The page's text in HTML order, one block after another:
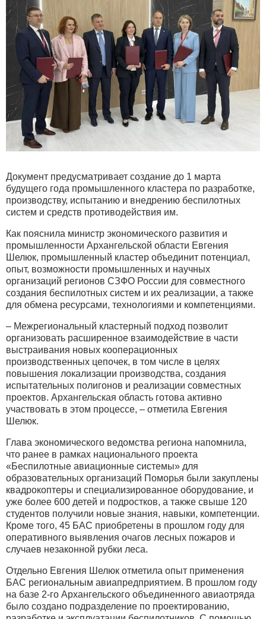
Документ предусматривает создание до 1 марта
будущего года промышленного кластера по разработке,
производству, испытанию и внедрению беспилотных
систем и средств противодействия им.
Как пояснила министр экономического развития и
промышленности Архангельской области Евгения
Шелюк, промышленный кластер объединит потенциал,
опыт, возможности промышленных и научных
организаций регионов СЗФО России для совместного
создания беспилотных систем и их реализации, а также
для обмена ресурсами, технологиями и компетенциями.
– Межрегиональный кластерный подход позволит
организовать расширенное взаимодействие в части
выстраивания новых кооперационных
производственных цепочек, в том числе в целях
повышения локализации производства, создания
испытательных полигонов и реализации совместных
проектов. Архангельская область готова активно
участвовать в этом процессе, – отметила Евгения
Шелюк.
Глава экономического ведомства региона напомнила,
что ранее в рамках национального проекта
«Беспилотные авиационные системы» для
образовательных организаций Поморья были закуплены
квадрокоптеры и специализированное оборудование, и
уже более 600 детей и подростков, а также свыше 120
студентов получили новые знания, навыки, компетенции.
Кроме того, 45 БАС приобретены в прошлом году для
оперативного выявления очагов лесных пожаров и
случаев незаконной рубки леса.
Отдельно Евгения Шелюк отметила опыт применения
БАС региональным авиапредприятием. В прошлом году
на базе 2-го Архангельского объединенного авиаотряда
было создано подразделение по проектированию,